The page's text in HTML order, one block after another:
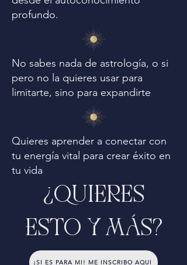
profundo.
No sabes nada de astrología, o si
pero no la quieres usar para
limitarte, sino para expandirte
Quieres aprender a conectar con
tu energía vital para crear éxito en
tu vida
¿QUIERES
ESTO Y MÁS?
¡SI ES PARA MI! ME INSCRIBO AQUI